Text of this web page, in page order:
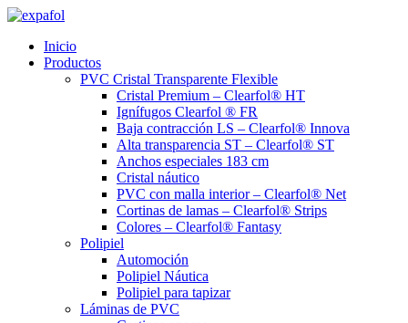
Ir
contenido
Inicio
Productos
PVC Cristal Transparente Flexible
Cristal Premium – Clearfol® HT
Ignífugos Clearfol ® FR
Baja contracción LS – Clearfol® Innova
Alta transparencia ST – Clearfol® ST
Anchos especiales 183 cm
Cristal náutico
PVC con malla interior – Clearfol® Net
Cortinas de lamas – Clearfol® Strips
Colores – Clearfol® Fantasy
Polipiel
Automoción
Polipiel Náutica
Polipiel para tapizar
Láminas de PVC